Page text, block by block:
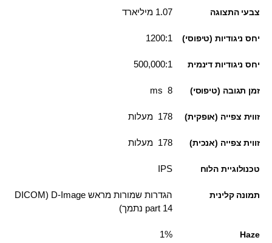
צבעי התצוגה 1.07 מיליארד
יחס ניגודיות (טיפוסי) 1200:1
יחס ניגודיות דינמית 500,000:1
זמן תגובה (טיפוסי) 8 ms
זווית צפייה (אופקית) 178 מעלות
זווית צפייה (אנכית) 178 מעלות
טכנולוגיית הלוח IPS
תמונה קלינית
הגדרות שמורות מראש D-Image ‏(DICOM
part 14 נתמך)
Haze
1%